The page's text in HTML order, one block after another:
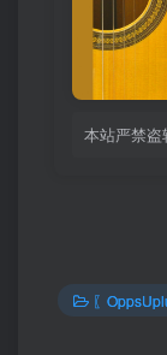
本站严禁
〖